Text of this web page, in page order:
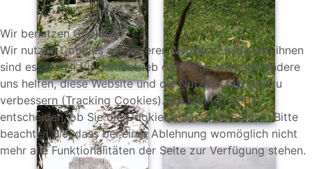
Wir benutzen Cookies
Wir nutzen Cookies auf unserer Website. Einige von ihnen
sind essenziell für den Betrieb der Seite, während andere
uns helfen, diese Website und die Nutzererfahrung zu
verbessern (Tracking Cookies). Sie können selbst
entscheiden, ob Sie die Cookies zulassen möchten. Bitte
beachten Sie, dass bei einer Ablehnung womöglich nicht
mehr alle Funktionalitäten der Seite zur Verfügung stehen.